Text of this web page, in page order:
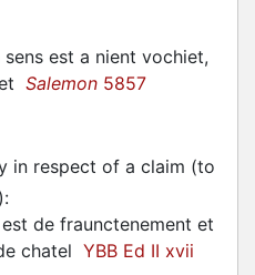
sens est a nient vochiet,
Salemon 5857
in respect of a claim (to
:
de fraunctenement et
chatel YBB Ed II xvii